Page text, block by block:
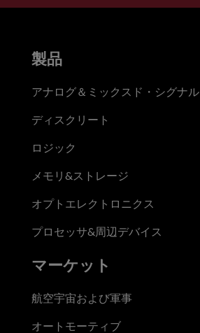
製品
アナログ＆ミックスド・シグナル
ディスクリート
ロジック
メモリ&ストレージ
オプトエレクトロニクス
プロセッサ&周辺デバイス
マーケット
航空宇宙および軍事
オートモーティブ